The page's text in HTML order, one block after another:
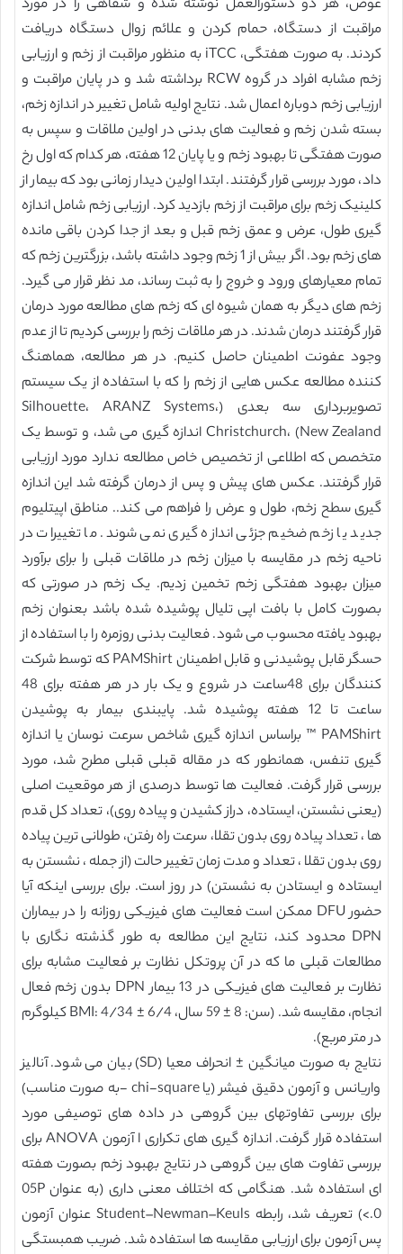
عوض، هر دو دستورالعمل نوشته شده و شفاهی را در مورد
مراقبت از دستگاه، حمام کردن و علائم زوال دستگاه دریافت
کردند. به صورت هفتگی، iTCC به منظور مراقبت از زخم و ارزیابی
زخم مشابه افراد در گروه RCW برداشته شد و در پایان مراقبت و
ارزیابی زخم دوباره اعمال شد. نتایج اولیه شامل تغییر در اندازه زخم،
بسته شدن زخم و فعالیت های بدنی در اولین ملاقات و سپس به
صورت هفتگی تا بهبود زخم و یا پایان 12 هفته، هر کدام که اول رخ
داد، مورد بررسی قرار گرفتند. ابتدا اولین دیدار زمانی بود که بیمار از
کلینیک زخم برای مراقبت از زخم بازدید کرد. ارزیابی زخم شامل اندازه
گیری طول، عرض و عمق زخم قبل و بعد از جدا کردن باقی مانده
های زخم بود. اگر بیش از 1 زخم وجود داشته باشد، بزرگترین زخم که
تمام معیارهای ورود و خروج را به ثبت رساند، مد نظر قرار می گیرد.
زخم های دیگر به همان شیوه ای که زخم های مطالعه مورد درمان
قرار گرفتند درمان شدند. در هر ملاقات زخم را بررسی کردیم تا از عدم
وجود عفونت اطمینان حاصل کنیم. در هر مطالعه، هماهنگ
کننده مطالعه عکس هایی از زخم را که با استفاده از یک سیستم
تصویربرداری سه بعدی (Silhouette، ARANZ Systems،
Christchurch، (New Zealand اندازه گیری می شد، و توسط یک
متخصص که اطلاعی از تخصیص خاص مطالعه ندارد مورد ارزیابی
قرار گرفتند. عکس های پیش و پس از درمان گرفته شد این اندازه
گیری سطح زخم، طول و عرض را فراهم می کند.. مناطق اپیتلیوم
جدید یا زخم ضخیم جزئی اندازه گیری نمی شوند. ما تغییرات در
ناحیه زخم در مقایسه با میزان زخم در ملاقات قبلی را برای برآورد
میزان بهبود هفتگی زخم تخمین زدیم. یک زخم در صورتی که
بصورت کامل با بافت اپی تلیال پوشیده شده باشد بعنوان زخم
بهبود یافته محسوب می شود. فعالیت بدنی روزمره را با استفاده از
حسگر قابل پوشیدنی و قابل اطمینان PAMShirt که توسط شرکت
کنندگان برای 48ساعت در شروع و یک بار در هر هفته برای 48
ساعت تا 12 هفته پوشیده شد. پایبندی بیمار به پوشیدن
PAMShirt ™ براساس اندازه گیری شاخص سرعت نوسان یا اندازه
گیری تنفس، همانطور که در مقاله قبلی قبلی مطرح شد، مورد
بررسی قرار گرفت. فعالیت ها توسط درصدی از هر موقعیت اصلی
(یعنی نشستن، ایستاده، دراز کشیدن و پیاده روی)، تعداد کل قدم
ها ، تعداد پیاده روی بدون تقلا، سرعت راه رفتن، طولانی ترین پیاده
روی بدون تقلا ، تعداد و مدت زمان تغییر حالت (از جمله ، نشستن به
ایستاده و ایستادن به نشستن) در روز است. برای بررسی اینکه آیا
حضور DFU ممکن است فعالیت های فیزیکی روزانه را در بیماران
DPN محدود کند، نتایج این مطالعه به طور گذشته نگاری با
مطالعات قبلی ما که در آن پروتکل نظارت بر فعالیت مشابه برای
نظارت بر فعالیت های فیزیکی در 13 بیمار DPN بدون زخم فعال
انجام، مقایسه شد. (سن: 8 ± 59 سال، BMI: 4/34 ± 6/4 کیلوگرم
در متر مربع).
نتایج به صورت میانگین ± انحراف معیا (SD) بیان می شود. آنالیز
واریانس و آزمون دقيق فيشر (یا chi-square -به صورت مناسب)
برای بررسی تفاوتهای بين گروهی در داده های توصيفی مورد
استفاده قرار گرفت. اندازه گیری های تکراری ا آزمون ANOVA برای
بررسی تفاوت های بین گروهی در نتایج بهبود زخم بصورت هفته
ای استفاده شد. هنگامی که اختلاف معنی داری (به عنوان 05P
<.0) تعریف شد، رابطه Student–Newman–Keuls عنوان آزمون
پس آزمون برای ارزیابی مقایسه ها استفاده شد. ضریب همبستگی